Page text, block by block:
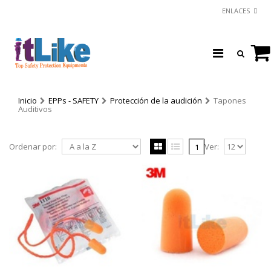
ENLACES
Inicio EPPs - SAFETY Protección de la audición Tapones
Auditivos
Ordenar por: 1 Ver: